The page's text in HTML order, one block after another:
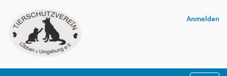
Anmelden